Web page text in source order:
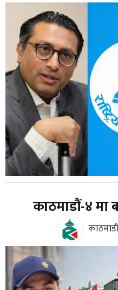
काठमाडौं-४